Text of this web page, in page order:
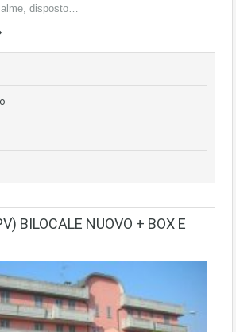
disposto…
BILOCALE NUOVO + BOX E